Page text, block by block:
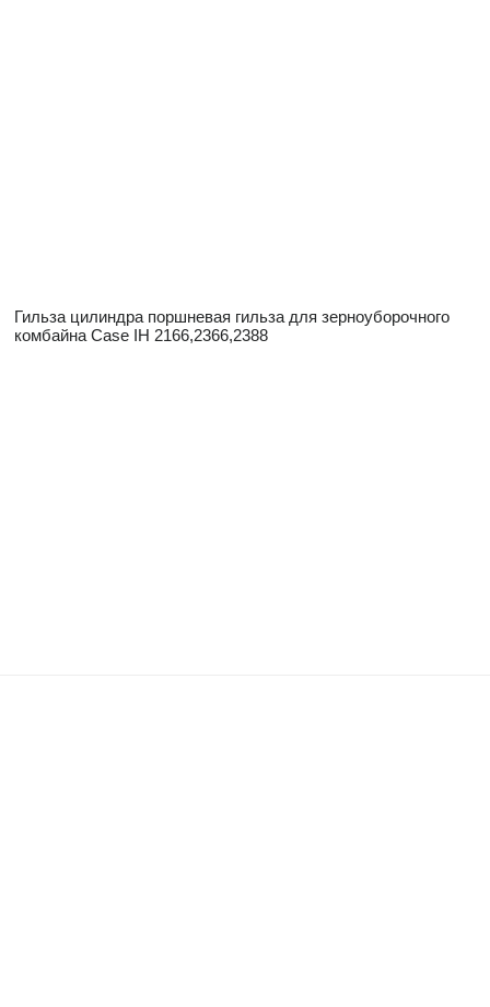
Гильза цилиндра поршневая гильза для зерноуборочного
комбайна Case IH 2166,2366,2388